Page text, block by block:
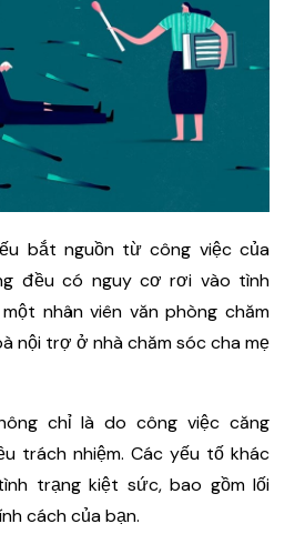
bắt nguồn từ công việc của
đều có nguy cơ rơi vào tình
nhân viên văn phòng chăm
nội trợ ở nhà chăm sóc cha mẹ
chỉ là do công việc căng
trách nhiệm. Các yếu tố khác
trạng kiệt sức, bao gồm lối
cách của bạn.